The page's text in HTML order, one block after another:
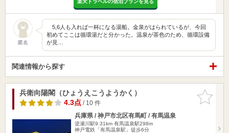
楽天トラベルの宿泊プランを見る
匿名
5,6人も入れば一杯になる湯船。金泉がはられているが、今回
初めてここは循環湯だと分かった。温泉が茶色のため、循環設備
が見…
関連情報から探す
お気に入
りに追加
兵衛向陽閣（ひょうえこうようかく）
4.3点/ 10 件
兵庫県 / 神戸市北区有馬町 / 有馬温泉
逆瀬川駅9.31km 有馬温泉駅298m
神戸電鉄「有馬温泉駅」徒歩6分